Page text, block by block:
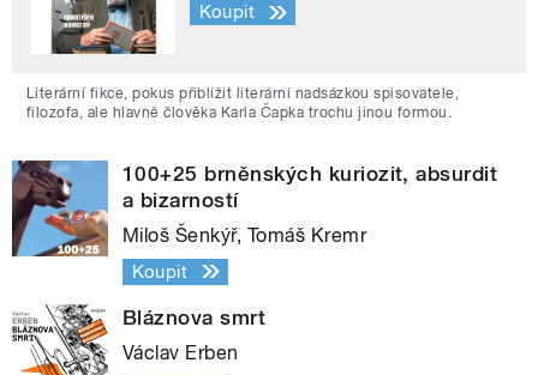
Koupit
Literární fikce, pokus přiblížit literární nadsázkou spisovatele,
filozofa, ale hlavně člověka Karla Čapka trochu jinou formou.
100+25 brněnských kuriozit, absurdit
a bizarností
Miloš Šenkýř, Tomáš Kremr
Koupit
Bláznova smrt
Václav Erben